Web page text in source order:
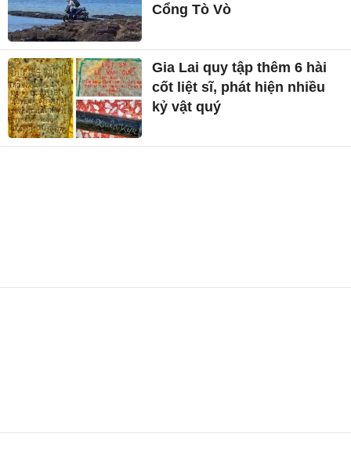
Cổng Tò Vò
Gia Lai quy tập thêm 6 hài
cốt liệt sĩ, phát hiện nhiều
kỷ vật quý